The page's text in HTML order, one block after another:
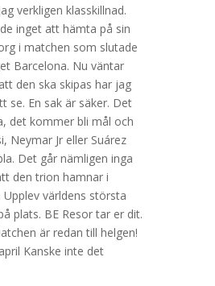
verkligen klasskillnad.
inget att hämta på sin
i matchen som slutade
Barcelona. Nu väntar
den ska skipas har jag
se. En sak är säker. Det
det kommer bli mål och
Neymar Jr eller Suárez
Det går nämligen inga
den trion hamnar i
världens största
plats. BE Resor tar er dit.
är redan till helgen!
Kanske inte det